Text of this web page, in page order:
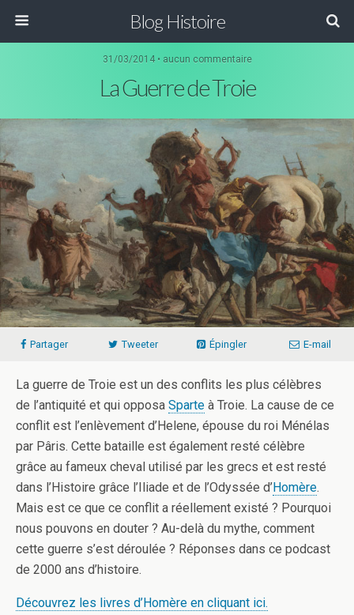
Blog Histoire
31/03/2014 • aucun commentaire
La Guerre de Troie
Partager Tweeter Épingler E-mail
La guerre de Troie est un des conflits les plus célèbres
de l’antiquité et qui opposa Sparte à Troie. La cause de ce
conflit est l’enlèvement d’Helene, épouse du roi Ménélas
par Pâris. Cette bataille est également resté célèbre
grâce au fameux cheval utilisé par les grecs et est resté
dans l’Histoire grâce l’Iliade et de l’Odyssée d’Homère.
Mais est ce que ce conflit a réellement existé ? Pourquoi
nous pouvons en douter ? Au-delà du mythe, comment
cette guerre s’est déroulée ? Réponses dans ce podcast
de 2000 ans d’histoire.
Découvrez les livres d’Homère en cliquant ici.